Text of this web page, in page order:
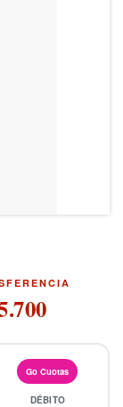
Go Cuotas
DÉBITO